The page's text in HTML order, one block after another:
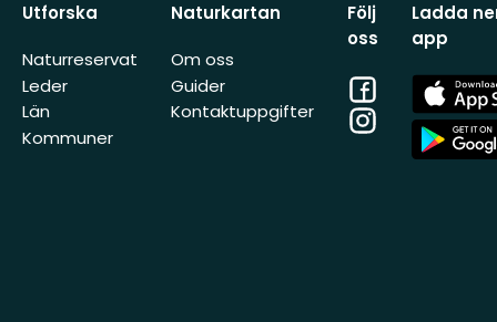
Utforska
Naturreservat
Leder
Län
Kommuner
Naturkartan
Om oss
Guider
Kontaktuppgifter
Följ
oss
Facebook
Instagram
Ladda
app
App
Store
App
Store